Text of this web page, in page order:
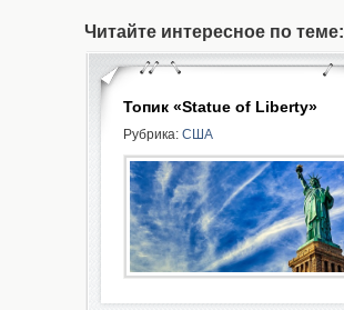
Читайте интересное по теме:
Топик «Statue of Liberty»
Рубрика: США